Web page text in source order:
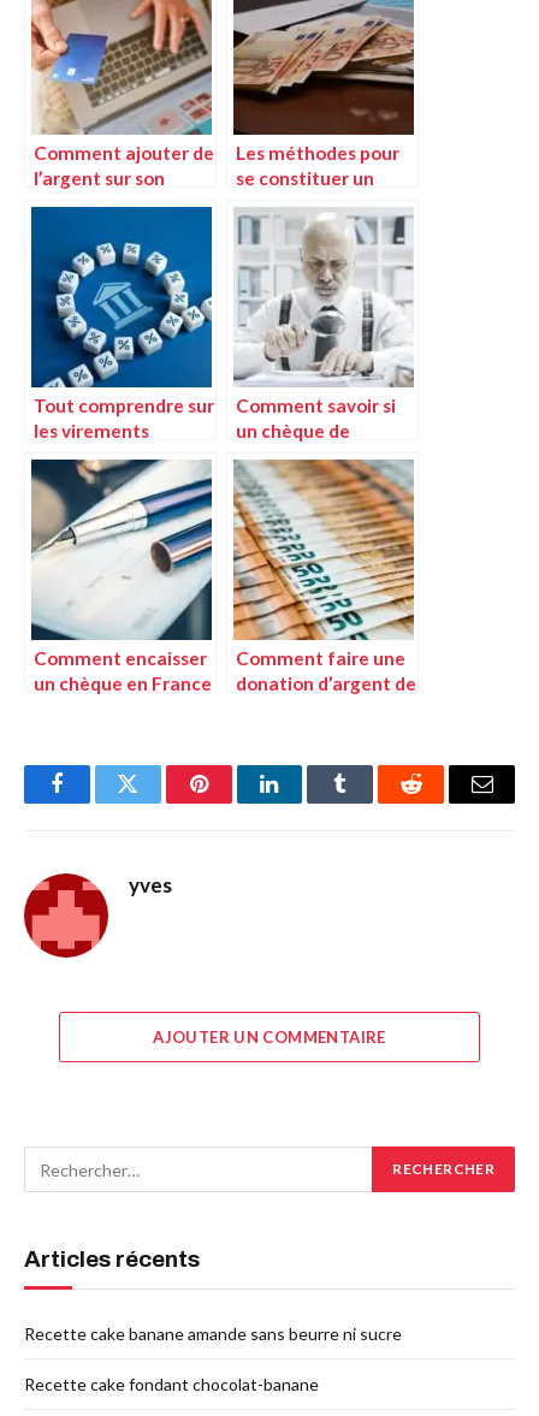
Comment ajouter de
l’argent sur son
compte PayPal ?
Les méthodes pour
se constituer un
revenu annexe pour
salarié, retraité,
étudiant…
Tout comprendre sur
les virements
bancaires
Comment savoir si
un chèque de
banque est vrai ?
Comment encaisser
un chèque en France
Comment faire une
donation d’argent de
FacebookTwitter PinterestLinkedInTumblr Reddit
E-
yves
AJOUTER UN COMMENTAIRE
Articles récents
Recette cake banane amande sans beurre ni sucre
Recette cake fondant chocolat-banane